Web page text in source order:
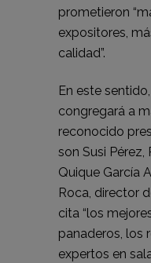
prometieron
expositores,
calidad”.
En este
congregará a
reconocido
son Susi Pérez,
Quique García
Roca, director
cita “los
panaderos, los
expertos en